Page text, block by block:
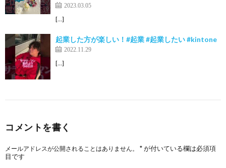
2023.03.05
[…]
起業した方が楽しい！#起業 #起業したい #kintone
2022.11.29
[…]
コメントを書く
メールアドレスが公開されることはありません。 *が付いている欄は必須項
目です